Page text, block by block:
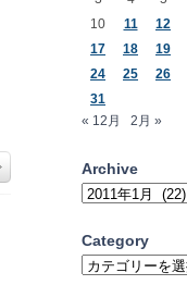
10
11 12
17
18 19
24
25 26
31
« 12月
2月 »
Archive
Archive
Category
Category